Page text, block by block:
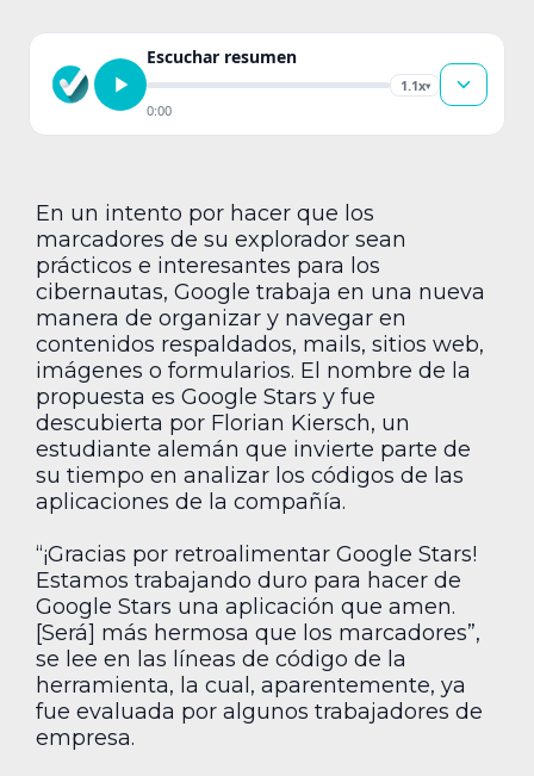
Escuchar resumen
1.1x▾
0:00
En un intento por hacer que los
marcadores de su explorador sean
prácticos e interesantes para los
cibernautas, Google trabaja en una nueva
manera de organizar y navegar en
contenidos respaldados, mails, sitios web,
imágenes o formularios. El nombre de la
propuesta es Google Stars y fue
descubierta por Florian Kiersch, un
estudiante alemán que invierte parte de
su tiempo en analizar los códigos de las
aplicaciones de la compañía.
“¡Gracias por retroalimentar Google Stars!
Estamos trabajando duro para hacer de
Google Stars una aplicación que amen.
[Será] más hermosa que los marcadores”,
se lee en las líneas de código de la
herramienta, la cual, aparentemente, ya
fue evaluada por algunos trabajadores de
empresa.